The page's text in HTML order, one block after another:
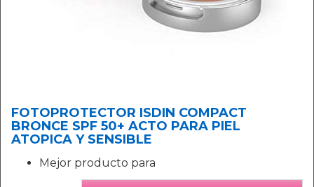
FOTOPROTECTOR ISDIN COMPACT
BRONCE SPF 50+ ACTO PARA PIEL
ATOPICA Y SENSIBLE
Mejor producto para